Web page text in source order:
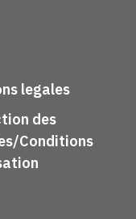
legales
des
Conditions